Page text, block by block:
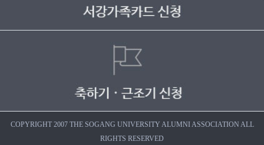
COPYRIGHT 2007 THE SOGANG UNIVERSITY ALUMNI ASSOCIATION ALL
RIGHTS RESERVED